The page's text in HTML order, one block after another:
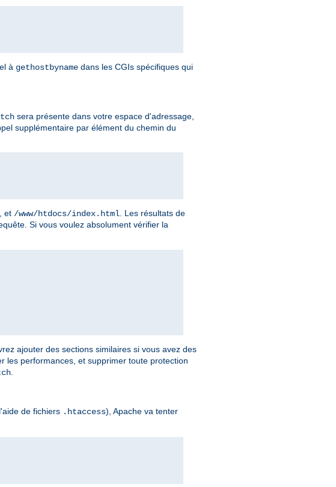
à gethostbyname dans les CGIs spécifiques qui
sera présente dans votre espace d'adressage,
supplémentaire par élément du chemin du
, et /www/htdocs/index.html. Les résultats de
Si vous voulez absolument vérifier la
ajouter des sections similaires si vous avez des
les performances, et supprimer toute protection
.
de fichiers .htaccess), Apache va tenter